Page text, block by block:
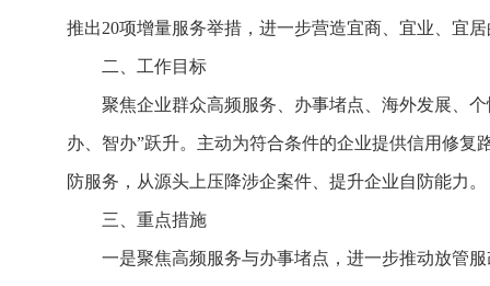
推出20项增量服务举措，进一步营造宜商、宜业、宜
二、工作目标
聚焦企业群众高频服务、办事堵点、海外发展、
办、智办”跃升。主动为符合条件的企业提供信用修
防服务，从源头上压降涉企案件、提升企业自防能力。
三、重点措施
一是聚焦高频服务与办事堵点，进一步推动放管